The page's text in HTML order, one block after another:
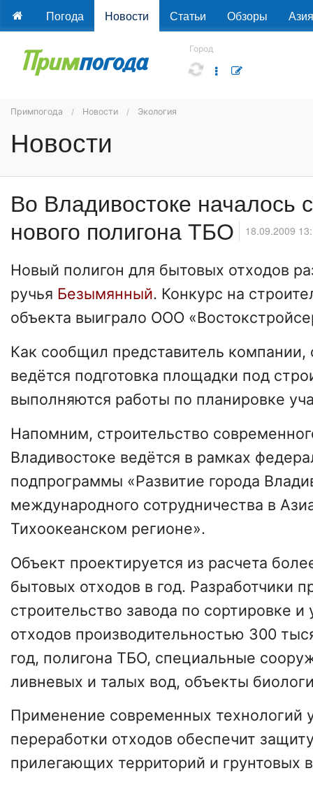
Погода Новости Статьи Обзоры Азия
Город
Примпогода Новости Экология
Новости
Во Владивостоке началось
нового полигона ТБО
18.09.2009
Новый полигон для бытовых отходов
ручья Безымянный. Конкурс на
объекта выиграло ООО
Как сообщил представитель компании,
ведётся подготовка площадки под
выполняются работы по планировке
Напомним, строительство
Владивостоке ведётся в рамках
подпрограммы «Развитие города
международного сотрудничества в
Тихоокеанском регионе».
Объект проектируется из расчета
бытовых отходов в год. Разработчики
строительство завода по сортировке
отходов производительностью 300
год, полигона ТБО, специальные
ливневых и талых вод, объекты
Применение современных технологий
переработки отходов обеспечит
прилегающих территорий и грунтовых